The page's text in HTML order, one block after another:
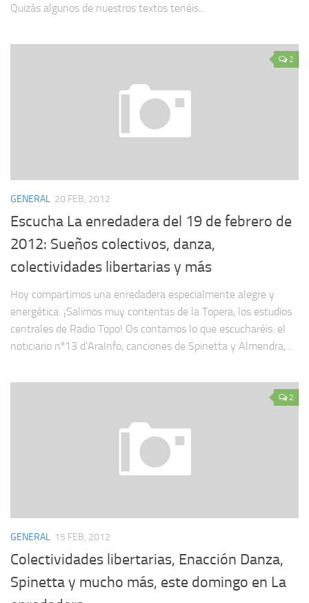
Quizás algunos de nuestros textos tenéis...
2
GENERAL 20 FEB, 2012
Escucha La enredadera del 19 de febrero de
2012: Sueños colectivos, danza,
colectividades libertarias y más
Hoy compartimos una enredadera especialmente alegre y
energética. ¡Salimos muy contentas de la Topera, los estudios
centrales de Radio Topo! Os contamos lo que escucharéis: el
noticiario nº13 d’AraInfo, canciones de Spinetta y Almendra,...
2
GENERAL 15 FEB, 2012
Colectividades libertarias, Enacción Danza,
Spinetta y mucho más, este domingo en La